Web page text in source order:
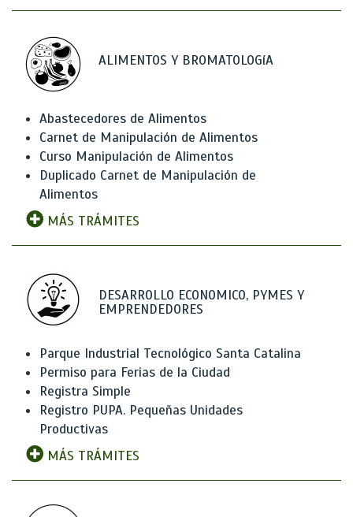
ALIMENTOS Y BROMATOLOGíA
Abastecedores de Alimentos
Carnet de Manipulación de Alimentos
Curso Manipulación de Alimentos
Duplicado Carnet de Manipulación de
Alimentos
MÁS TRÁMITES
DESARROLLO ECONOMICO, PYMES Y
EMPRENDEDORES
Parque Industrial Tecnológico Santa Catalina
Permiso para Ferias de la Ciudad
Registra Simple
Registro PUPA. Pequeñas Unidades
Productivas
MÁS TRÁMITES